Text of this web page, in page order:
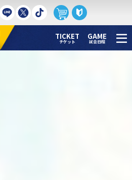
TICKET
チケット
GAME
試合日程